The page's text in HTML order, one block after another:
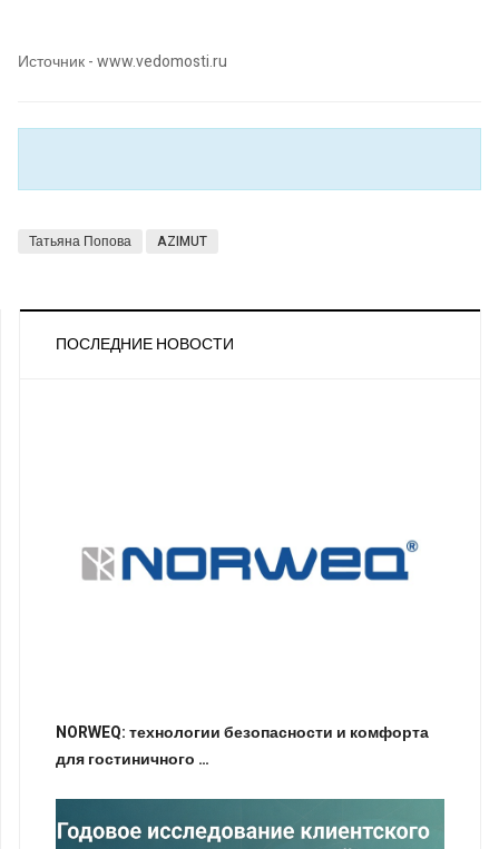
Источник - www.vedomosti.ru
Татьяна Попова AZIMUT
ПОСЛЕДНИЕ НОВОСТИ
NORWEQ: технологии безопасности и комфорта
для гостиничного …